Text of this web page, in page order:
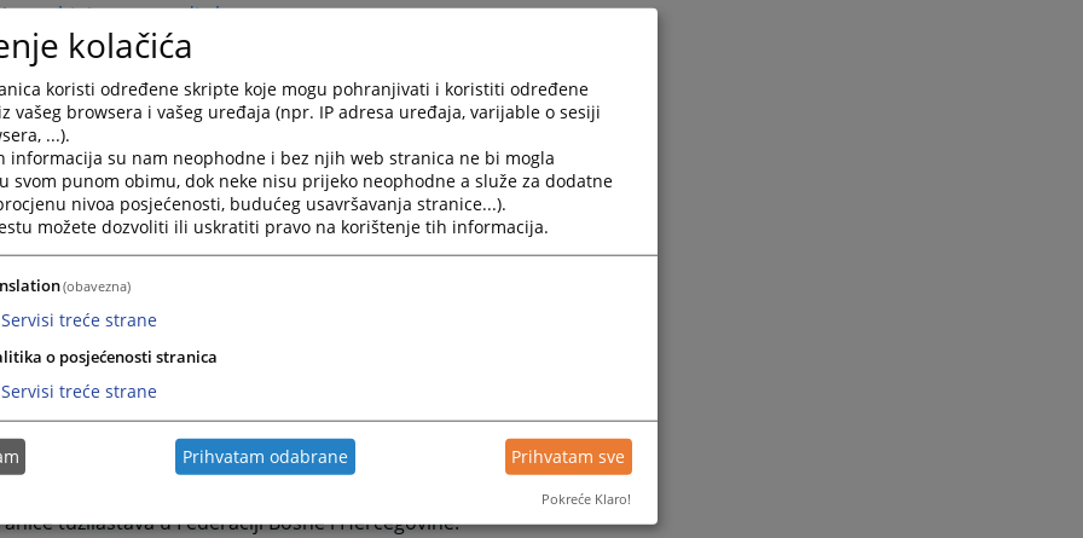
trebinje.pravosudje.ba
javno tužilaštvo u Bijeljini
bijeljina.pravosudje.ba
javno tužilaštvo u Istočnom Sarajevu
istocnosarajevo.pravosudje.ba
javno javno tužilaštvo u Prijedoru
prijedor.pravosudje.ba
Brčko Distrikta BiH
brckodistriktbih.pravosudje.ba
tužilaštava u Federaciji Bosne i Hercegovine:
kolačića
koristi određene skripte koje mogu pohranjivati i koristiti određene
vašeg browsera i vašeg uređaja (npr. IP adresa uređaja, varijable o sesiji
...).
informacija su nam neophodne i bez njih web stranica ne bi mogla
svom punom obimu, dok neke nisu prijeko neophodne a služe za dodatne
nivoa posjećenosti, budućeg usavršavanja stranice...).
možete dozvoliti ili uskratiti pravo na korištenje tih informacija.
(obavezna)
Servisi treće strane
o posjećenosti stranica
Servisi treće strane
Prihvatam odabrane Prihvatam sve
Pokreće Klaro!